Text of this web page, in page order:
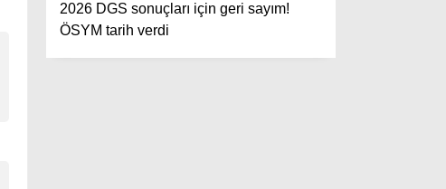
2026 DGS sonuçları için geri sayım!
ÖSYM tarih verdi